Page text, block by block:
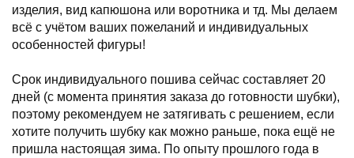
изделия, вид капюшона или воротника и тд. Мы делаем
всё с учётом ваших пожеланий и индивидуальных
особенностей фигуры!
Срок индивидуального пошива сейчас составляет 20
дней (с момента принятия заказа до готовности шубки),
поэтому рекомендуем не затягивать с решением, если
хотите получить шубку как можно раньше, пока ещё не
пришла настоящая зима. По опыту прошлого года в